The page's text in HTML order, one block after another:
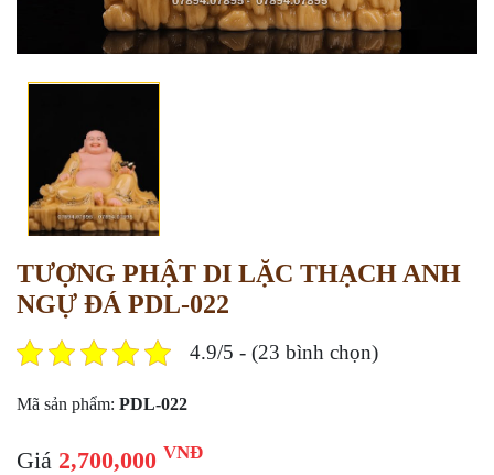
TƯỢNG PHẬT DI LẶC THẠCH ANH
NGỰ ĐÁ PDL-022
4.9/5 - (23 bình chọn)
Mã sản phẩm: PDL-022
Giá 2,700,000 VNĐ